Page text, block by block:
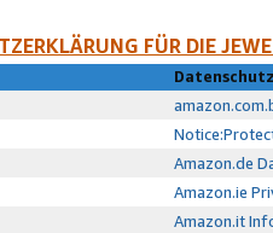
FÜR DIE
Amazon.de
Amazon.ie
Amazon.it